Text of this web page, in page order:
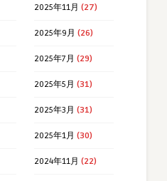
2025年11月 (27)
2025年9月 (26)
2025年7月 (29)
2025年5月 (31)
2025年3月 (31)
2025年1月 (30)
2024年11月 (22)